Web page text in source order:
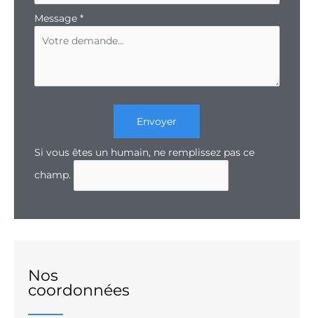
Message *
Envoyer
Si vous êtes un humain, ne remplissez pas ce
champ.
Nos
coordonnées